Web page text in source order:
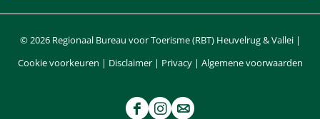
© 2026 Regionaal Bureau voor Toerisme (RBT) Heuvelrug & Vallei |
Cookie voorkeuren | Disclaimer| Privacy| Algemene voorwaarden